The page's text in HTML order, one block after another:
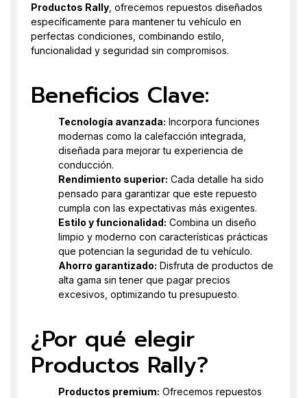
Productos Rally , ofrecemos repuestos diseñados
específicamente para mantener tu vehículo en
perfectas condiciones, combinando estilo,
funcionalidad y seguridad sin compromisos.
Beneficios Clave:
Tecnología avanzada: Incorpora funciones
modernas como la calefacción integrada,
diseñada para mejorar tu experiencia de
conducción.
Rendimiento superior: Cada detalle ha sido
pensado para garantizar que este repuesto
cumpla con las expectativas más exigentes.
Estilo y funcionalidad: Combina un diseño
limpio y moderno con características prácticas
que potencian la seguridad de tu vehículo.
Ahorro garantizado: Disfruta de productos de
alta gama sin tener que pagar precios
excesivos, optimizando tu presupuesto.
¿Por qué elegir
Productos Rally?
Productos premium: Ofrecemos repuestos